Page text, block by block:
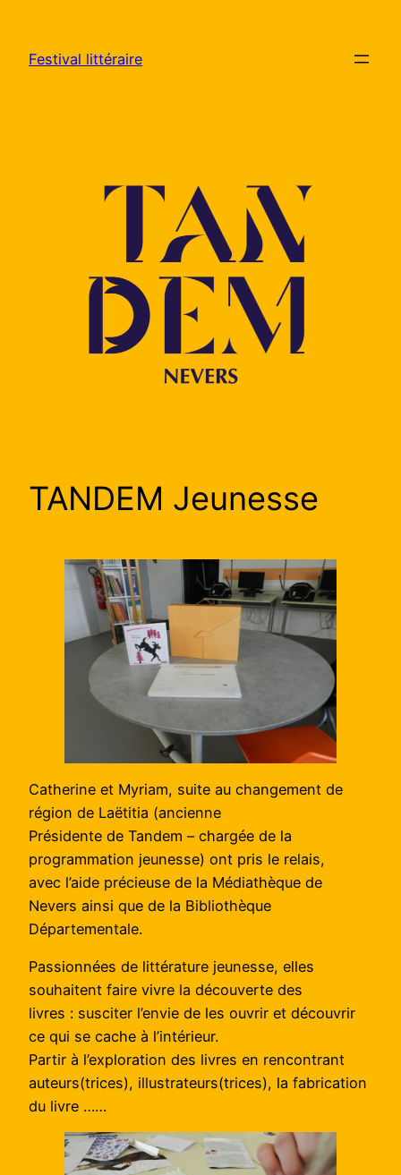
contenu
Festival littéraire
TANDEM Jeunesse
Catherine et Myriam, suite au changement de
région de Laëtitia (ancienne
Présidente de Tandem – chargée de la
programmation jeunesse) ont pris le relais,
avec l’aide précieuse de la Médiathèque de
Nevers ainsi que de la Bibliothèque
Départementale.
Passionnées de littérature jeunesse, elles
souhaitent faire vivre la découverte des
livres : susciter l’envie de les ouvrir et découvrir
ce qui se cache à l’intérieur.
Partir à l’exploration des livres en rencontrant
auteurs(trices), illustrateurs(trices), la fabrication
du livre ……